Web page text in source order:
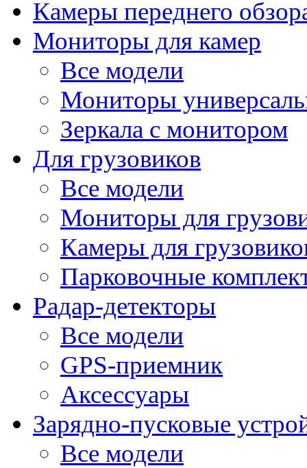
Камеры переднего
Мониторы для камер
Все модели
Мониторы
Зеркала с монитором
Для грузовиков
Все модели
Мониторы для
Камеры для
Парковочные
Радар-детекторы
Все модели
GPS-приемник
Аксессуары
Зарядно-пусковые
Все модели